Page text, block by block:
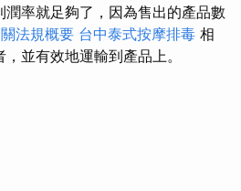
潤率就足夠了，因為售出的產品數
法規概要 台中泰式按摩排毒 相
並有效地運輸到產品上。